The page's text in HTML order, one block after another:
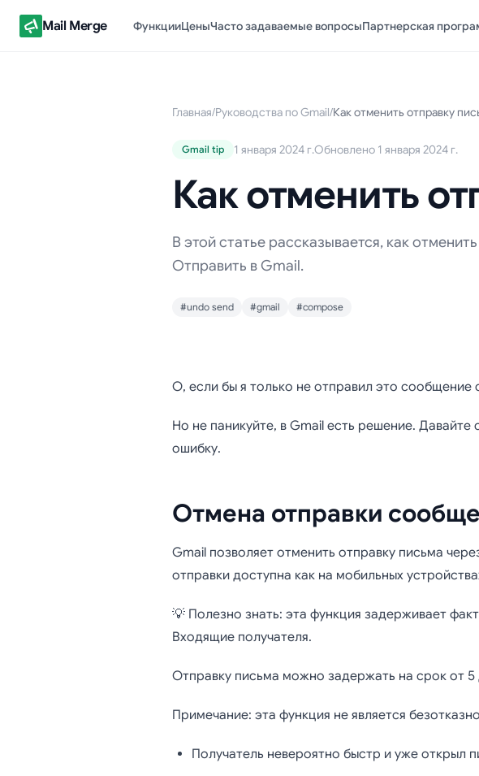
Mail Merge ФункцииЦеныЧасто задаваемые вопросыПартнерская
Главная/Руководства по Gmail/Как отменить отправку
Gmail tip 1 января 2024 г.Обновлено 1 января 2024 г.
Как отменить
В этой статье рассказывается, как
Отправить в Gmail.
#undo send #gmail #compose
Как
О, если бы я только не отправил это сообщение
Но не паникуйте, в Gmail есть решение.
ошибку.
Отмена отправки
Gmail позволяет отменить отправку письма
отправки доступна как на мобильных
💡 Полезно знать: эта функция задерживает
Входящие получателя.
Отправку письма можно задержать на срок от
Примечание: эта функция не является
Получатель невероятно быстр и уже открыл